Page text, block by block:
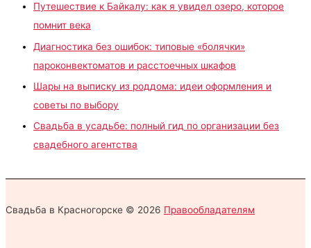
Путешествие к Байкалу: как я увидел озеро, которое
помнит века
Диагностика без ошибок: типовые «болячки»
пароконвектоматов и расстоечных шкафов
Шары на выписку из роддома: идеи оформления и
советы по выбору
Свадьба в усадьбе: полный гид по организации без
свадебного агентства
Свадьба в Красногорске © 2026 Правообладателям